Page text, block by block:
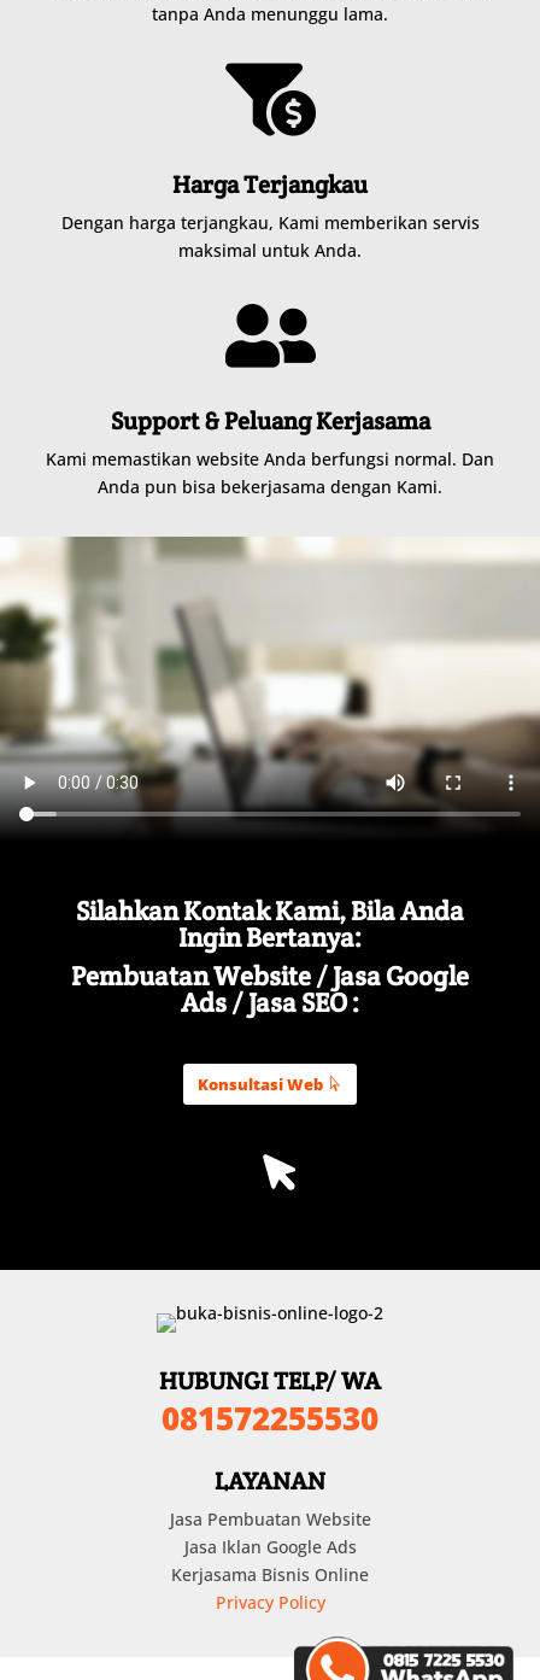
tanpa Anda menunggu lama.

Harga Terjangkau
Dengan harga terjangkau, Kami memberikan servis
maksimal untuk Anda.

Support & Peluang Kerjasama
Kami memastikan website Anda berfungsi normal. Dan
Anda pun bisa bekerjasama dengan Kami.
Silahkan Kontak Kami, Bila Anda
Ingin Bertanya:
Pembuatan Website / Jasa Google
Ads / Jasa SEO :
Konsultasi Web
HUBUNGI TELP/ WA
081572255530
LAYANAN
Jasa Pembuatan Website
Jasa Iklan Google Ads
Kerjasama Bisnis Online
Privacy Policy